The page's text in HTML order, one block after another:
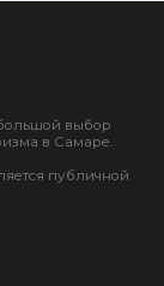
выбор
в Самаре.
публичной